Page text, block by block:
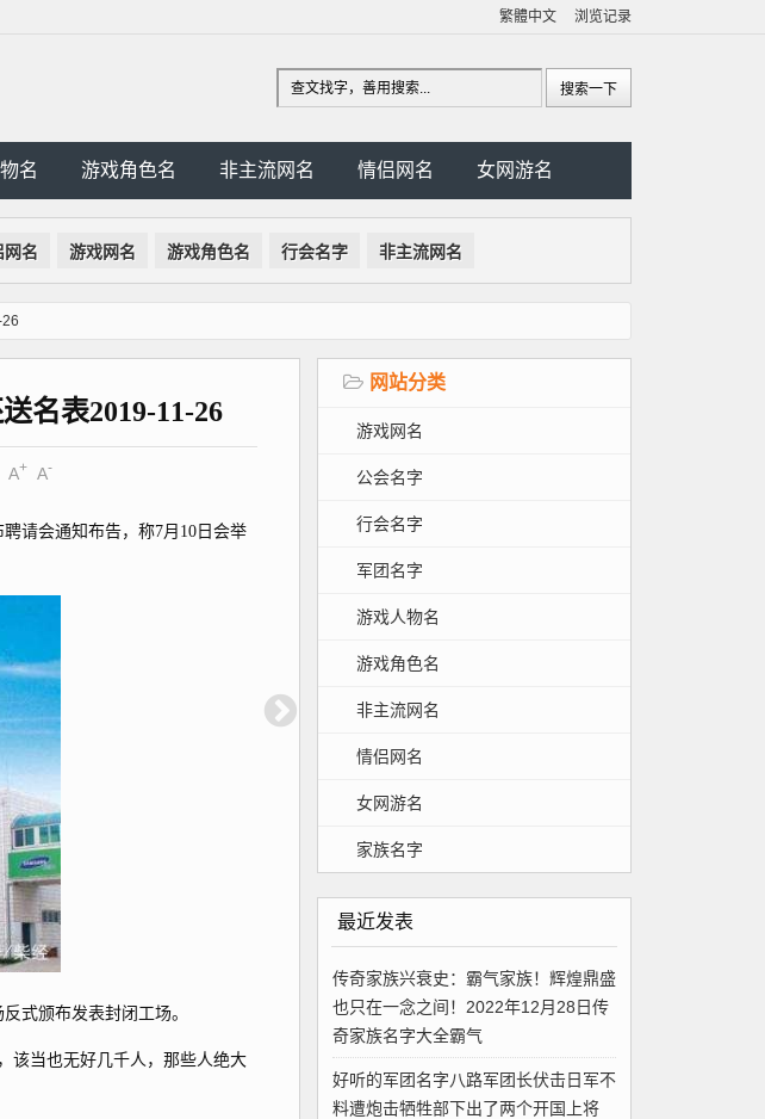
繁體中文 浏览记录
名 游戏角色名 非主流网名 情侣网名 女网游名
网名 游戏网名 游戏角色名 行会名字 非主流网名
名表2019-11-26
A+ A-
请会通知布告，称7月10日会举
式颁布发表封闭工场。
该当也无好几千人，那些人绝大
网站分类
游戏网名
公会名字
行会名字
军团名字
游戏人物名
游戏角色名
非主流网名
情侣网名
女网游名
家族名字
最近发表
传奇家族兴衰史：霸气家族！辉煌鼎盛
也只在一念之间！2022年12月28日传
奇家族名字大全霸气
好听的军团名字八路军团长伏击日军不
料遭炮击牺牲部下出了两个开国上将